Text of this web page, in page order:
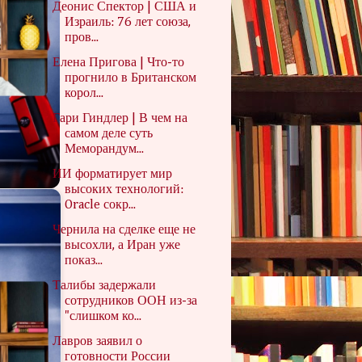
Деонис Спектор | США и
Израиль: 76 лет союза,
пров...
Елена Пригова | Что-то
прогнило в Британском
корол...
Гари Гиндлер | В чем на
самом деле суть
Меморандум...
ИИ форматирует мир
высоких технологий:
Oracle сокр...
Чернила на сделке еще не
высохли, а Иран уже
показ...
Талибы задержали
сотрудников ООН из-за
"слишком ко...
Лавров заявил о
готовности России